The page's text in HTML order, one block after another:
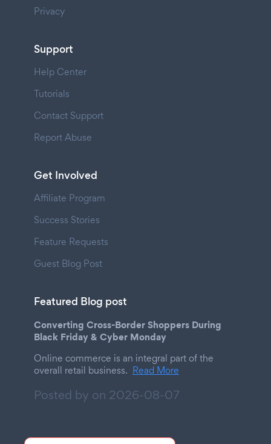
Privacy
Support
Help Center
Tutorials
Contact Support
Report Abuse
Get Involved
Affiliate Program
Success Stories
Feature Requests
Guest Blog Post
Featured Blog post
Converting Cross-Border Shoppers During
Black Friday & Cyber Monday
Online commerce is an integral part of the
overall retail business. Read More
Posted by on 2026-08-07